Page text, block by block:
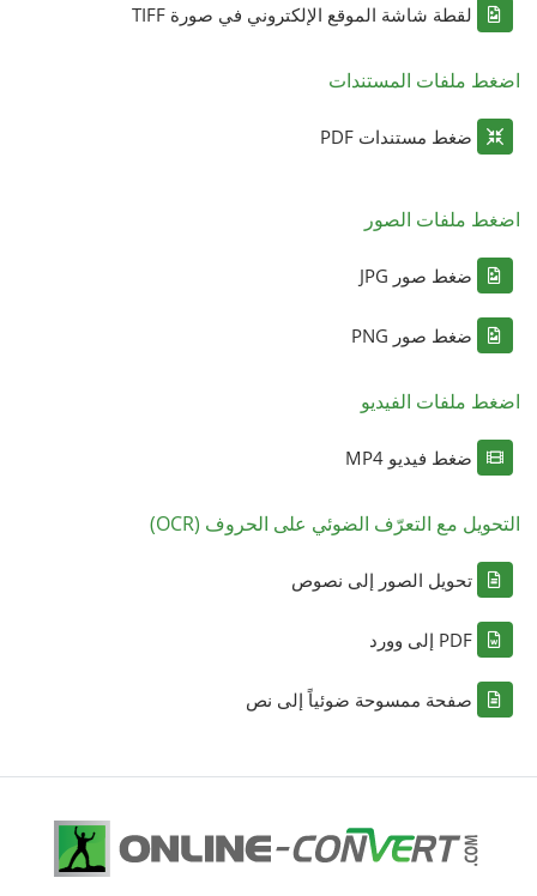
لقطة شاشة الموقع الإلكتروني في صورة TIFF
اضغط ملفات المستندات
ضغط مستندات PDF
اضغط ملفات الصور
ضغط صور JPG
ضغط صور PNG
اضغط ملفات الفيديو
ضغط فيديو MP4
التحويل مع التعرّف الضوئي على الحروف (OCR)
تحويل الصور إلى نصوص
PDF إلى وورد
صفحة ممسوحة ضوئياً إلى نص